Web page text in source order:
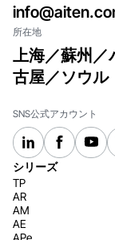
入
れ
所在地
上海／蘇州／
古屋／ソウル
SNS公式アカウント
シリーズ
TP
AR
AM
AE